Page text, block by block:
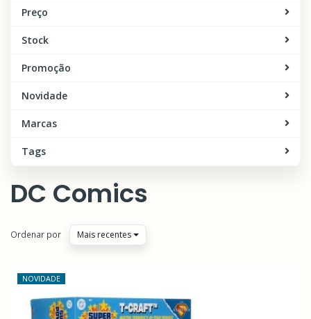
Preço
Stock
Promoção
Novidade
Marcas
Tags
DC Comics
Ordenar por Mais recentes
NOVIDADE